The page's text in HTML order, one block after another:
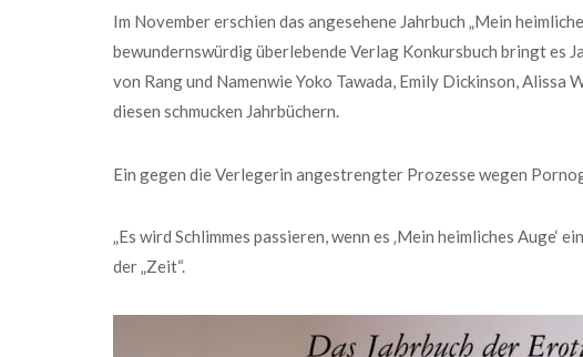
Im November erschien das angesehene Jahrbuch „Mein
bewundernswürdig überlebende Verlag Konkursbuch bringt es
von Rang und Namenwie Yoko Tawada, Emily Dickinson,
diesen schmucken Jahrbüchern.
Ein gegen die Verlegerin angestrengter Prozesse wegen
„Es wird Schlimmes passieren, wenn es ‚Mein heimliches Auge‘
der „Zeit“.